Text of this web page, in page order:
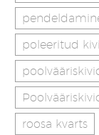
poleeritud
roosa kvarts